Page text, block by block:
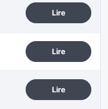
Lire
Lire
Lire